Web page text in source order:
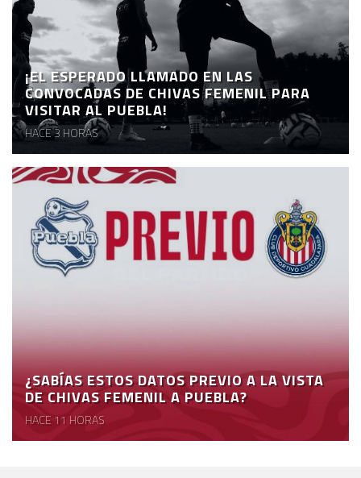
¡EL ESPERADO LLAMADO EN LAS
CONVOCADAS DE CHIVAS FEMENIL PARA
VISITAR AL PUEBLA!
HACE 3 HORAS
¿SABÍAS ESTOS DATOS PREVIO A LA VISTA
DE CHIVAS FEMENIL A PUEBLA?
HACE 11 HORAS